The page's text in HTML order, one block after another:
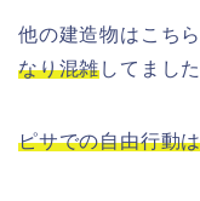
他の建造物はこちら
なり混雑してまし
ピサでの自由行動